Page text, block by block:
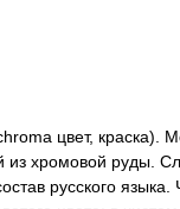
цвет, краска).
из хромовой руды.
русского